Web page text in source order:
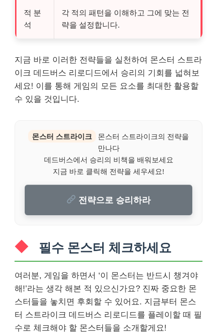
적 분
석
각 적의 패턴을 이해하고 그에 맞는 전
략을 설정합니다.
지금 바로 이러한 전략들을 실천하여 몬스터 스트라
이크 데드버스 리로디드에서 승리의 기회를 넓혀보
세요! 이를 통해 게임의 모든 요소를 최대한 활용할
수 있을 것입니다.
몬스터 스트라이크
몬스터 스트라이크의 전략을
만나다
데드버스에서 승리의 비책을 배워보세요
지금 바로 클릭해 전략을 세우세요!
전략으로 승리하라
필수 몬스터 체크하세요
여러분, 게임을 하면서 ‘이 몬스터는 반드시 챙겨야
해!’라는 생각 해본 적 있으신가요? 진짜 중요한 몬
스터들을 놓치면 후회할 수 있어요. 지금부터 몬스
터 스트라이크 데드버스 리로디드를 플레이할 때 필
수로 체크해야 할 몬스터들을 소개할게요!